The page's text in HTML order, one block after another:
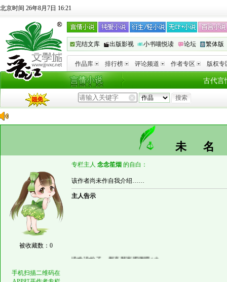
北京时间 26年8月7日 16:21
完结文库 出版影视 小书喵悦读 论坛 繁体版
作品库 排行榜 评论频道 作者专区 版权专
古代言
未
被收藏数：0
专栏主人 念念笙烟 的自白：
该作者尚未作自我介绍……
主人告示
没啥说的了，都来我家喝酒吧^^b
手机扫描二维码在